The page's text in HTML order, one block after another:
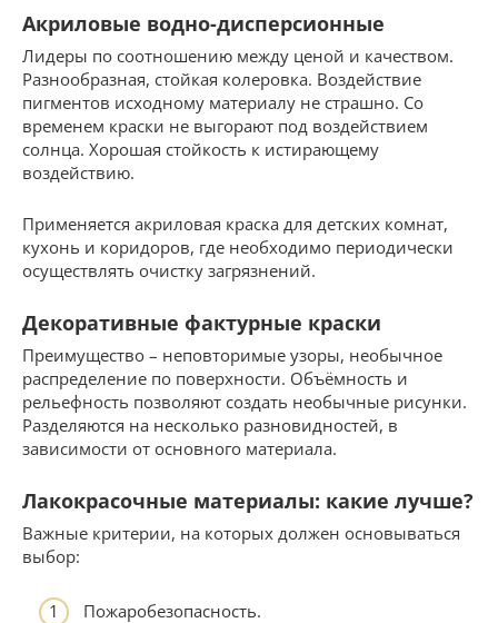
Акриловые водно-дисперсионные
Лидеры по соотношению между ценой и качеством.
Разнообразная, стойкая колеровка. Воздействие
пигментов исходному материалу не страшно. Со
временем краски не выгорают под воздействием
солнца. Хорошая стойкость к истирающему
воздействию.
Применяется акриловая краска для детских комнат,
кухонь и коридоров, где необходимо периодически
осуществлять очистку загрязнений.
Декоративные фактурные краски
Преимущество – неповторимые узоры, необычное
распределение по поверхности. Объёмность и
рельефность позволяют создать необычные рисунки.
Разделяются на несколько разновидностей, в
зависимости от основного материала.
Лакокрасочные материалы: какие лучше?
Важные критерии, на которых должен основываться
выбор:
Пожаробезопасность.